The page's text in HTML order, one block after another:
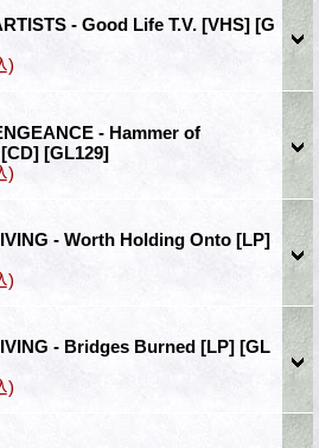
- Good Life T.V. [VHS] [G
)
- Hammer of
[GL129]
)
- Worth Holding Onto [LP]
)
- Bridges Burned [LP] [GL
)